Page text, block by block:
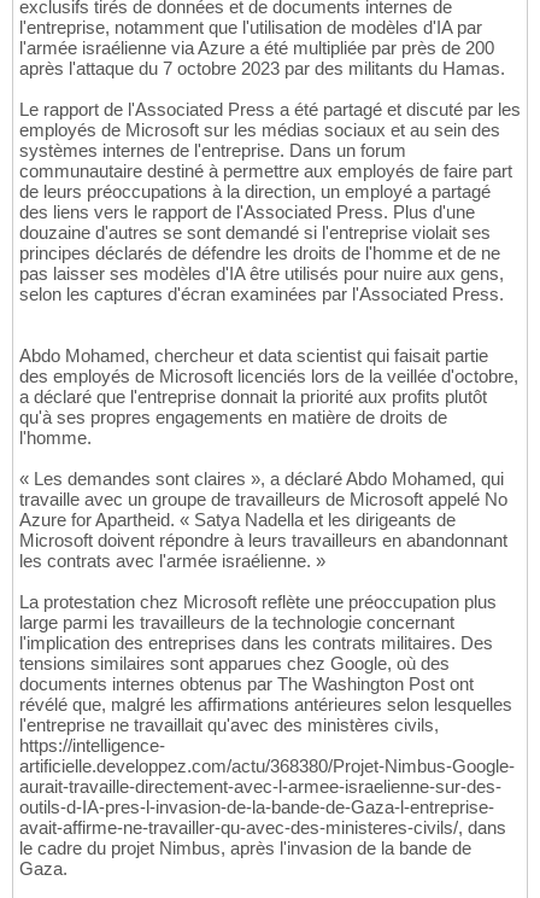
exclusifs tirés de données et de documents internes de
l'entreprise, notamment que l'utilisation de modèles d'IA par
l'armée israélienne via Azure a été multipliée par près de 200
après l'attaque du 7 octobre 2023 par des militants du Hamas.
Le rapport de l'Associated Press a été partagé et discuté par les
employés de Microsoft sur les médias sociaux et au sein des
systèmes internes de l'entreprise. Dans un forum
communautaire destiné à permettre aux employés de faire part
de leurs préoccupations à la direction, un employé a partagé
des liens vers le rapport de l'Associated Press. Plus d'une
douzaine d'autres se sont demandé si l'entreprise violait ses
principes déclarés de défendre les droits de l'homme et de ne
pas laisser ses modèles d'IA être utilisés pour nuire aux gens,
selon les captures d'écran examinées par l'Associated Press.
Abdo Mohamed, chercheur et data scientist qui faisait partie
des employés de Microsoft licenciés lors de la veillée d'octobre,
a déclaré que l'entreprise donnait la priorité aux profits plutôt
qu'à ses propres engagements en matière de droits de
l'homme.
« Les demandes sont claires », a déclaré Abdo Mohamed, qui
travaille avec un groupe de travailleurs de Microsoft appelé No
Azure for Apartheid. « Satya Nadella et les dirigeants de
Microsoft doivent répondre à leurs travailleurs en abandonnant
les contrats avec l'armée israélienne. »
La protestation chez Microsoft reflète une préoccupation plus
large parmi les travailleurs de la technologie concernant
l'implication des entreprises dans les contrats militaires. Des
tensions similaires sont apparues chez Google, où des
documents internes obtenus par The Washington Post ont
révélé que, malgré les affirmations antérieures selon lesquelles
l'entreprise ne travaillait qu'avec des ministères civils,
https://intelligence-
artificielle.developpez.com/actu/368380/Projet-Nimbus-Google-
aurait-travaille-directement-avec-l-armee-israelienne-sur-des-
outils-d-IA-pres-l-invasion-de-la-bande-de-Gaza-l-entreprise-
avait-affirme-ne-travailler-qu-avec-des-ministeres-civils/, dans
le cadre du projet Nimbus, après l'invasion de la bande de
Gaza.